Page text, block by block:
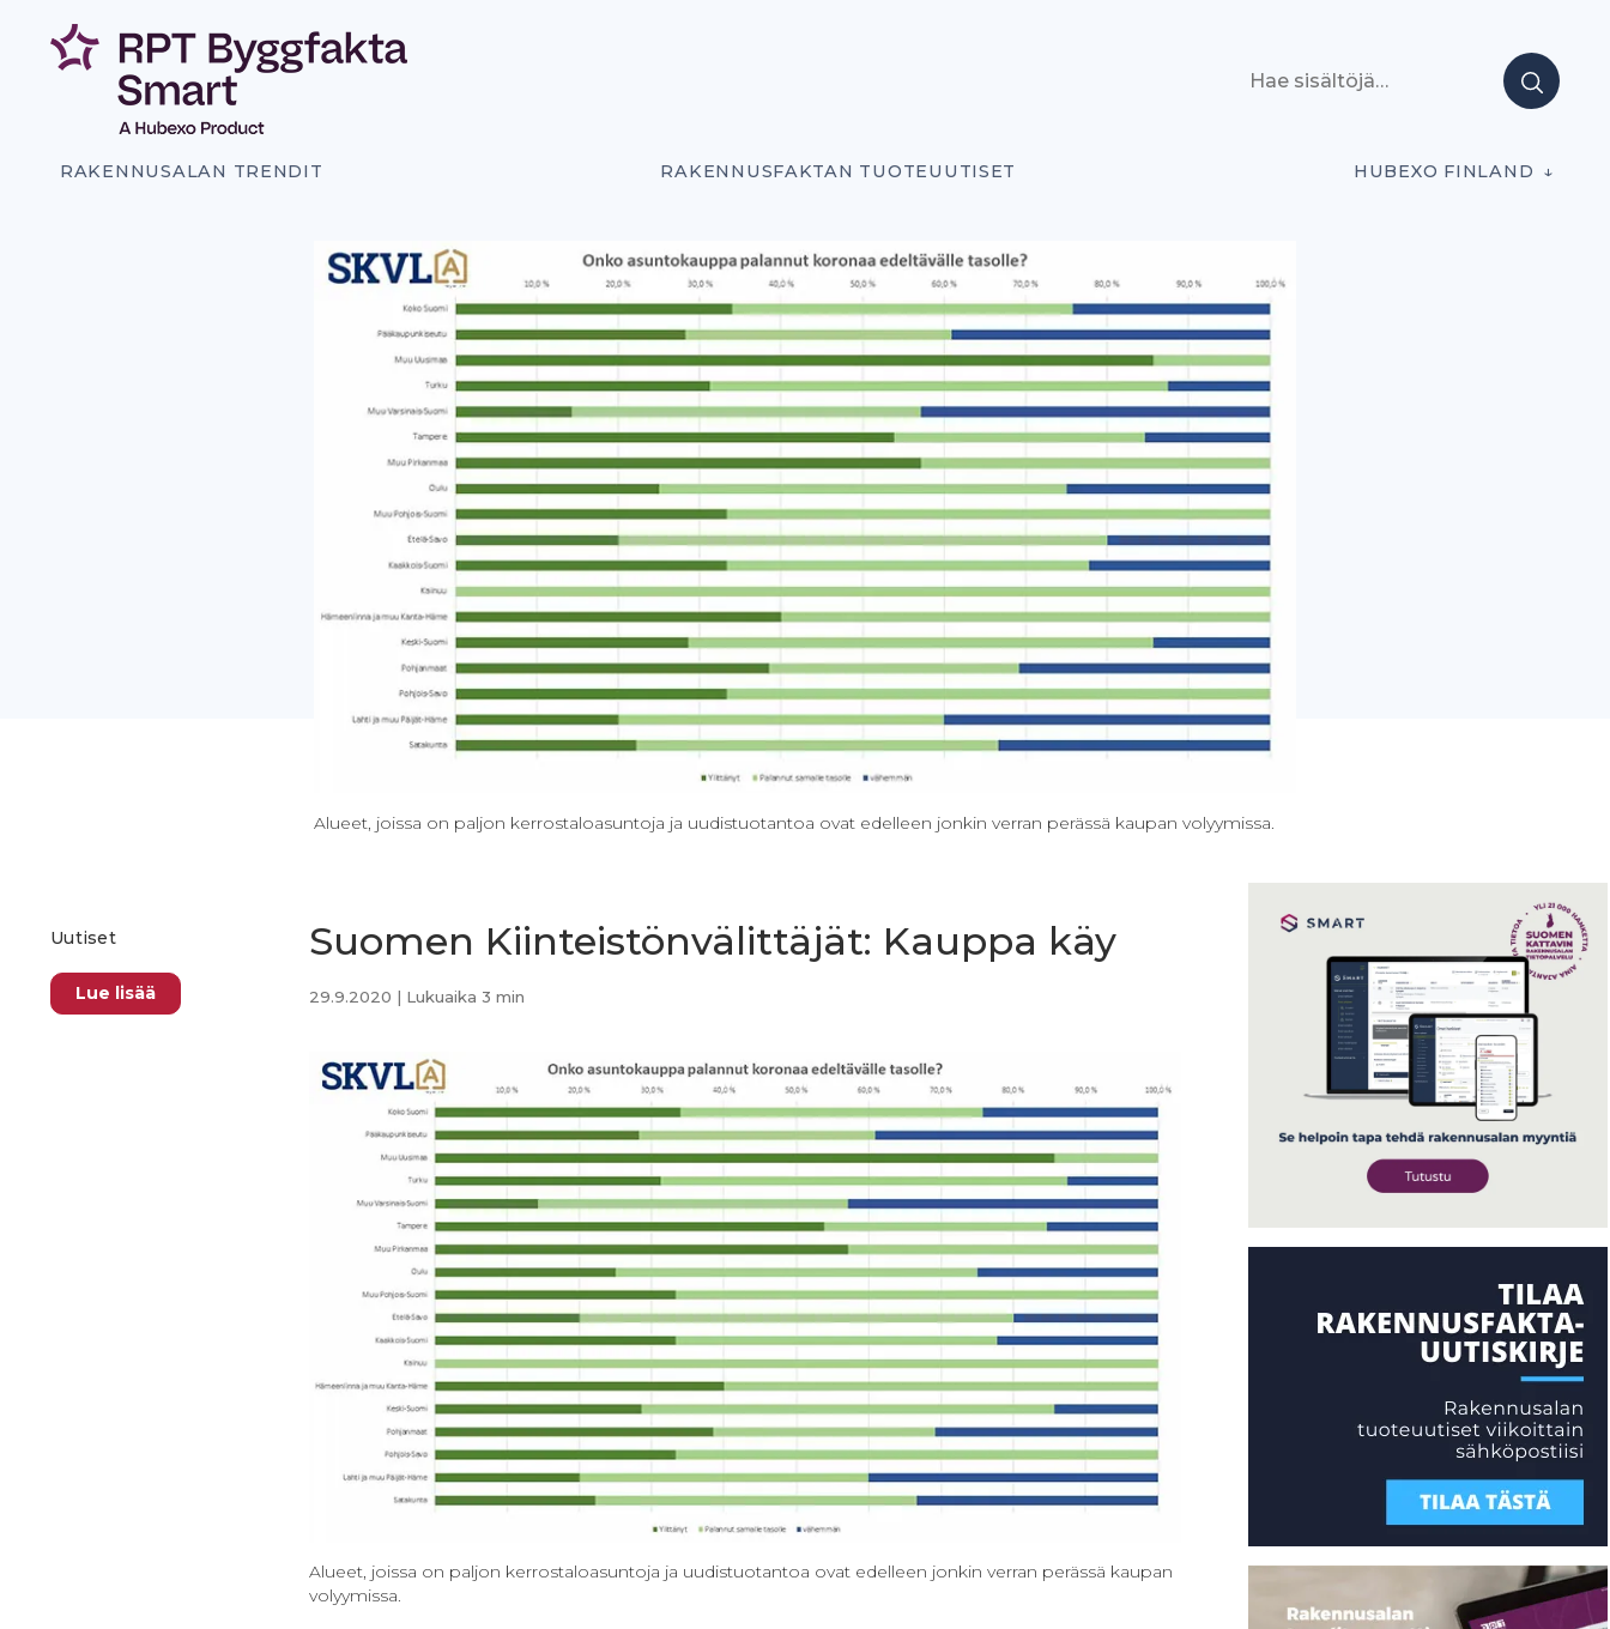
sisältöön
RAKENNUSALAN TRENDIT RAKENNUSFAKTAN TUOTEUUTISET HUBEXO FINLAND
Alueet, joissa on paljon kerrostaloasuntoja ja uudistuotantoa ovat edelleen jonkin verran perässä kaupan volyymissa.
Uutiset
Lue lisää
Suomen Kiinteistönvälittäjät: Kauppa käy
29.9.2020 | Lukuaika 3 min
Alueet, joissa on paljon kerrostaloasuntoja ja uudistuotantoa ovat edelleen jonkin verran perässä kaupan
volyymissa.